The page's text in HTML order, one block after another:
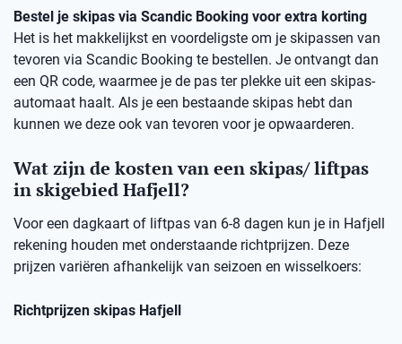
Bestel je skipas via Scandic Booking voor extra korting
Het is het makkelijkst en voordeligste om je skipassen van
tevoren via Scandic Booking te bestellen. Je ontvangt dan
een QR code, waarmee je de pas ter plekke uit een skipas-
automaat haalt. Als je een bestaande skipas hebt dan
kunnen we deze ook van tevoren voor je opwaarderen.
Wat zijn de kosten van een skipas/ liftpas
in skigebied Hafjell?
Voor een dagkaart of liftpas van 6-8 dagen kun je in Hafjell
rekening houden met onderstaande richtprijzen. Deze
prijzen variëren afhankelijk van seizoen en wisselkoers:
Richtprijzen skipas Hafjell